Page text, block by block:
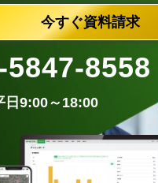
今すぐ資料請求
5847-8558
日9:00～18:00